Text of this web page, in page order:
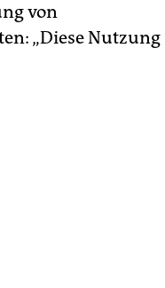
von
„Diese Nutzung